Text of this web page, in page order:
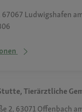
67067 Ludwigshafen
Tierärztliche
2, 63071 Offenbach